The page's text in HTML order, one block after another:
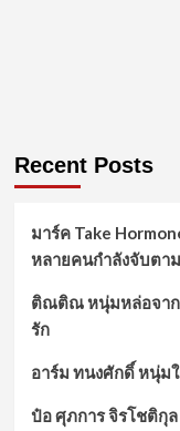
Recent Posts
มาร์ค Take
หลายคนกำลังจับตา
ติณติณ หนุ่มหล่อจาก
รัก
อาร์ม ทนงศักดิ์ หนุ่ม
ป๋อ ศุภการ จิรโชติกุ